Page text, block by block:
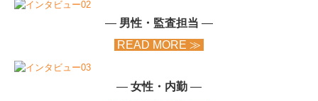
一般個人のお客さまへ
相続
― 男性・監査担当 ―
READ MORE ≫
― 女性・ 内勤 ―